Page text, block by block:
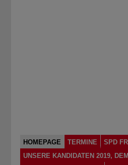
HOMEPAGE TERMINE SPD
UNSERE KANDIDATEN 2019,